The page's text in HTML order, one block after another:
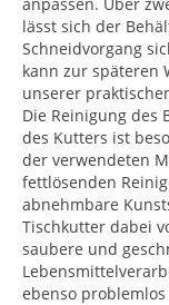
lässt sich der
Schneidvorgang
kann zur späteren
unserer
Die Reinigung des
des Kutters ist
der verwendeten
fettlösenden
abnehmbare
Tischkutter dabei
saubere und
ebenso